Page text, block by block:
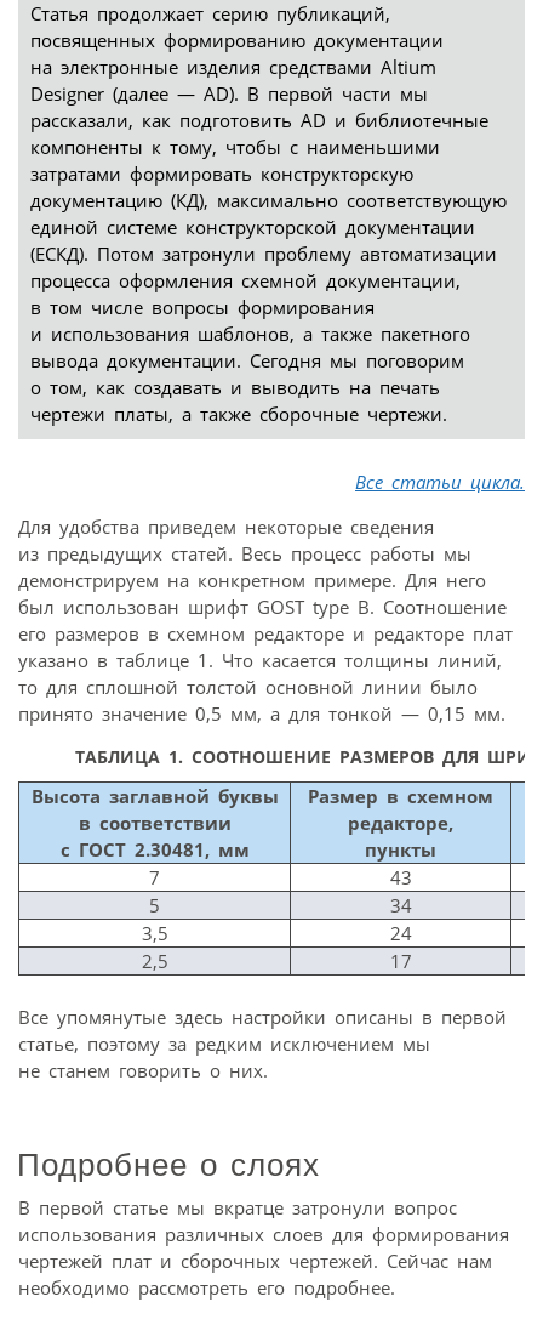
Статья продолжает серию публикаций,
посвященных формированию документации
на электронные изделия средствами Altium
Designer (далее — AD). В первой части мы
рассказали, как подготовить AD и библиотечные
компоненты к тому, чтобы с наименьшими
затратами формировать конструкторскую
документацию (КД), максимально соответствующую
единой системе конструкторской документации
(ЕСКД). Потом затронули проблему автоматизации
процесса оформления схемной документации,
в том числе вопросы формирования
и использования шаблонов, а также пакетного
вывода документации. Сегодня мы поговорим
о том, как создавать и выводить на печать
чертежи платы, а также сборочные чертежи.
Все статьи цикла.
Для удобства приведем некоторые сведения
из предыдущих статей. Весь процесс работы мы
демонстрируем на конкретном примере. Для него
был использован шрифт GOST type B. Соотношение
его размеров в схемном редакторе и редакторе плат
указано в таблице 1. Что касается толщины линий,
то для сплошной толстой основной линии было
принято значение 0,5 мм, а для тонкой — 0,15 мм.
ТАБЛИЦА 1. СООТНОШЕНИЕ РАЗМЕРОВ ДЛЯ
Высота заглавной буквы
в соответствии
с ГОСТ 2.304­81, мм
Размер в схемном
редакторе,
пункты
7
43
5
34
3,5
24
2,5
17
Все упомянутые здесь настройки описаны в первой
статье, поэтому за редким исключением мы
не станем говорить о них.
Подробнее о слоях
В первой статье мы вкратце затронули вопрос
использования различных слоев для формирования
чертежей плат и сборочных чертежей. Сейчас нам
необходимо рассмотреть его подробнее.